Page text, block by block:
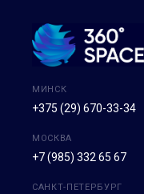
МИНСК
+375 (29) 670-33-34
МОСКВА
+7 (985) 332 65 67
САНКТ-ПЕТЕРБУРГ